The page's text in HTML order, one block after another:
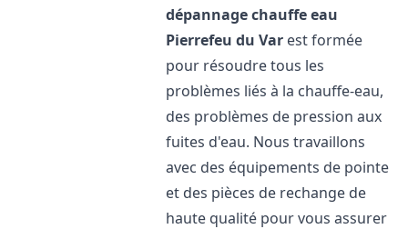
dépannage chauffe eau
Pierrefeu du Var est formée
pour résoudre tous les
problèmes liés à la chauffe-eau,
des problèmes de pression aux
fuites d'eau. Nous travaillons
avec des équipements de pointe
et des pièces de rechange de
haute qualité pour vous assurer